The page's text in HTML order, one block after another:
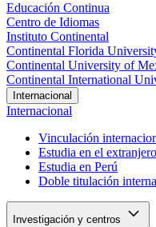
Educación Continua
Centro de Idiomas
Instituto Continental
Continental Florida
Continental University of
Continental International
Internacional
Internacional
Vinculación
Estudia en el extranjero
Estudia en Perú
Doble titulación
Investigación y centros